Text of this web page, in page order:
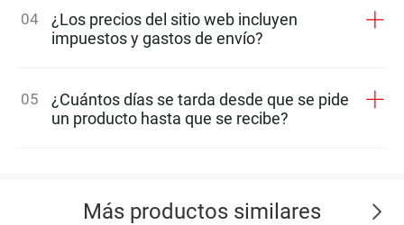
04
¿Los precios del sitio web incluyen
impuestos y gastos de envío?
05
¿Cuántos días se tarda desde que se pide
un producto hasta que se recibe?
Más productos similares